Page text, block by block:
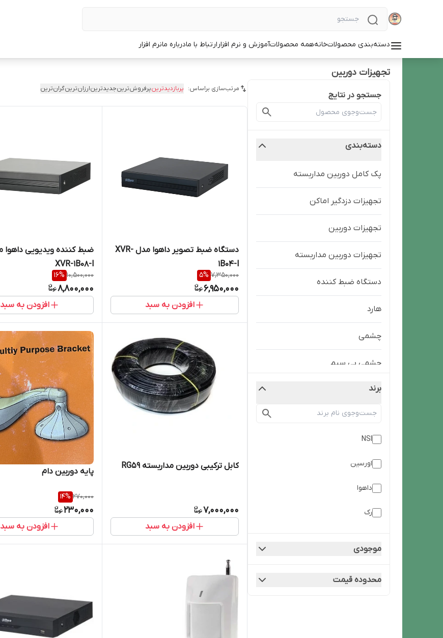
دسته‌بندی محصولاتخانههمه محصولاتآموزش و نرم افزارارتباط با مادرباره مانرم افزار
تجهیزات دوربین
جستجو در نتایج
دسته‌بندی
پک کامل دوربین مداربسته
تجهیزات دزدگیر اماکن
تجهیزات دوربین
تجهیزات دوربین مداربسته
دستگاه ضبط کننده
هارد
چشمی
چشمی بی سیم
برند
NSI
اورسین
داهوا
رک
موجودی
محدوده قیمت
مرتب‌سازی براساس: پربازدیدترینپرفروش‌ترینجدیدترینارزان‌ترینگران‌ترین
دستگاه ضبط تصویر داهوا مدل XVR-
1B04-l
7,350,000
5%
6,950,000
افزودن به سبد
XVR-1B08-l
10,500,000
16%
8,800,000
افزودن به سبد
کابل ترکیبی دوربین مداربسته RG59
7,000,000
افزودن به سبد
پایه دوربین دام
270,000
14%
230,000
افزودن به سبد